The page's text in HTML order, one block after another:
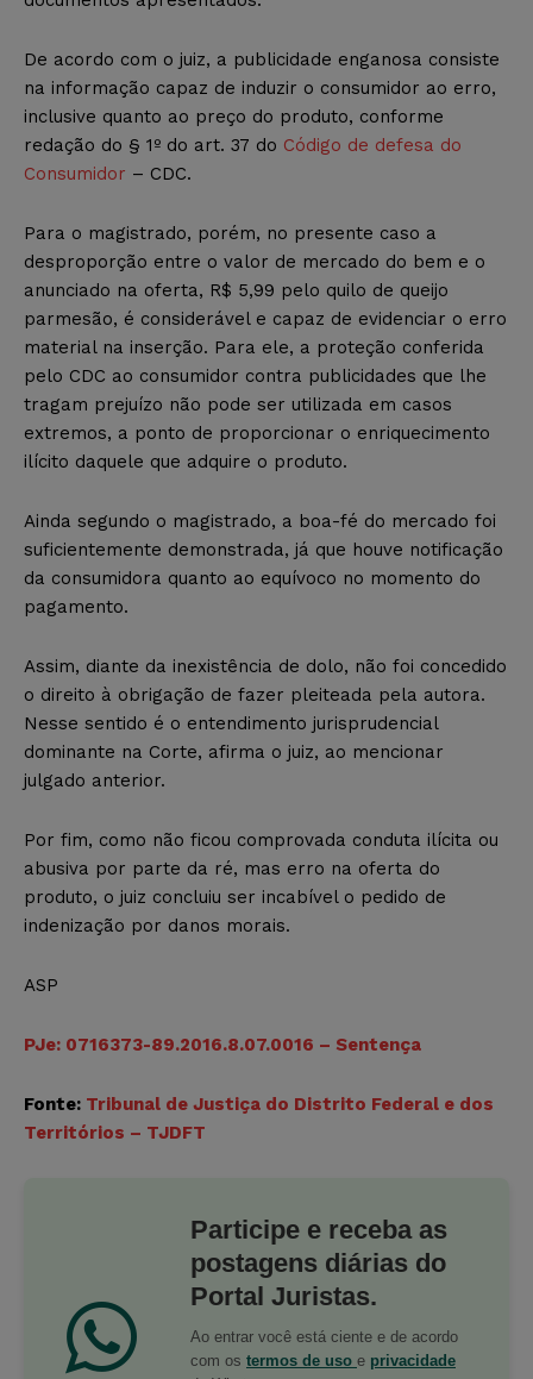
De acordo com o juiz, a publicidade enganosa consiste
na informação capaz de induzir o consumidor ao erro,
inclusive quanto ao preço do produto, conforme
redação do § 1º do art. 37 do Código de defesa do
Consumidor – CDC.
Para o magistrado, porém, no presente caso a
desproporção entre o valor de mercado do bem e o
anunciado na oferta, R$ 5,99 pelo quilo de queijo
parmesão, é considerável e capaz de evidenciar o erro
material na inserção. Para ele, a proteção conferida
pelo CDC ao consumidor contra publicidades que lhe
tragam prejuízo não pode ser utilizada em casos
extremos, a ponto de proporcionar o enriquecimento
ilícito daquele que adquire o produto.
Ainda segundo o magistrado, a boa-fé do mercado foi
suficientemente demonstrada, já que houve notificação
da consumidora quanto ao equívoco no momento do
pagamento.
Assim, diante da inexistência de dolo, não foi concedido
o direito à obrigação de fazer pleiteada pela autora.
Nesse sentido é o entendimento jurisprudencial
dominante na Corte, afirma o juiz, ao mencionar
julgado anterior.
Por fim, como não ficou comprovada conduta ilícita ou
abusiva por parte da ré, mas erro na oferta do
produto, o juiz concluiu ser incabível o pedido de
indenização por danos morais.
ASP
PJe: 0716373-89.2016.8.07.0016 – Sentença
Fonte: Tribunal de Justiça do Distrito Federal e dos
Territórios – TJDFT
Participe e receba as
postagens diárias do
Portal Juristas.
Ao entrar você está ciente e de acordo
com os termos de uso e privacidade